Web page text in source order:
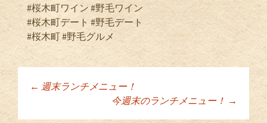
#桜木町ワイン #野毛ワイン
#桜木町デート #野毛デート
#桜木町 #野毛グルメ
投稿ナビゲーショ
← 週末ランチメニュー！
今週末のランチメニュー！ →